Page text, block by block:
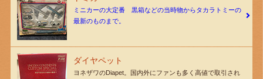
ミニカーの大定番 黒箱などの当時物からタカラトミーの
最新のものまで。
ダイヤペット
ヨネザワのDiapet。国内外にファンも多く高値で取引され